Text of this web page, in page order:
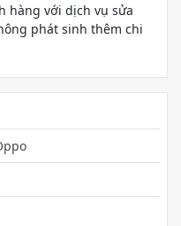
hàng với dịch vụ sửa
phát sinh thêm chi